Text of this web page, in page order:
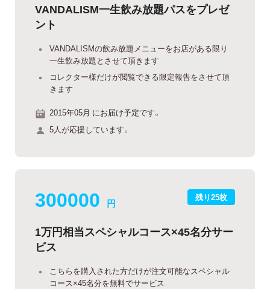
VANDALISM一生飲み放題パスをプレゼ
ント
VANDALISMの飲み放題メニューをお店がある限り
一生飲み放題とさせて頂きます
コレクター様だけが閲覧できる限定報告をさせて頂
きます
2015年05月 にお届け予定です。
5人が応援しています。
残り25枚
300000 円
1万円相当スペシャルコース×45名分サー
ビス
こちらを購入された方だけが注文可能なスペシャル
コース×45名分を無料でサービス